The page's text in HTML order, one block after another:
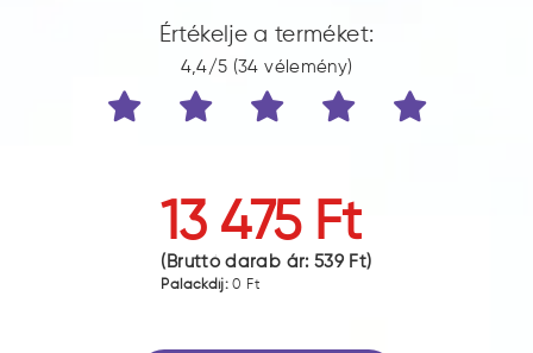
Értékelje a terméket:
4,4/5 (34 vélemény)
13 475 Ft
(Bruttó darab ár: 539 Ft)
Palackdíj:0 Ft